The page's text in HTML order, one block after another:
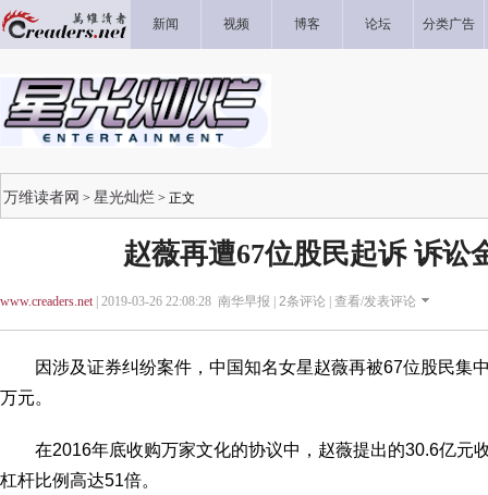
新闻 视频 博客 论坛 分类广告
万维读者网 > 星光灿烂 > 正文
赵薇再遭67位股民起诉 诉讼
www.creaders.net| 2019-03-26 22:08:28 南华早报 | 2条评论 | 查看/发表评论
因涉及证券纠纷案件，中国知名女星赵薇再被67位股民集
万元。
在2016年底收购万家文化的协议中，赵薇提出的30.6亿元
杠杆比例高达51倍。